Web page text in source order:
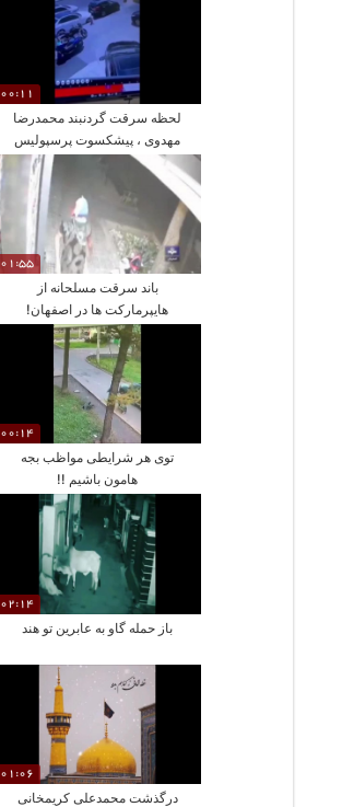
00:11
لحظه سرقت گردنبند محمدرضا
مهدوی ، پیشکسوت پرسپولیس
01:55
باند سرقت مسلحانه از
هایپرمارکت ها در اصفهان!
00:14
توی هر شرایطی مواظب بجه
هامون باشیم !!
02:14
باز حمله گاو به عابرین تو هند
01:06
درگذشت محمدعلی کریمخانی